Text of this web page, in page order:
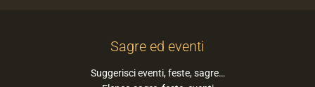
Sagre ed eventi
Suggerisci eventi, feste, sagre…